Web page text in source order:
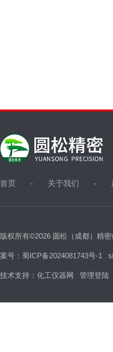
首页 关于我们
版权所有©2026 圆松（成都）精
案号：蜀ICP备2024081743号-1
技术支持： 化工仪器网 管理登陆